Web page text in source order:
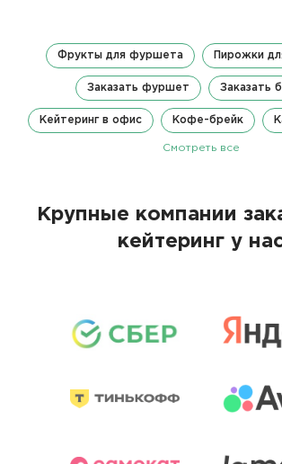
Фрукты для фуршета Пирожки
Заказать фуршет Заказать
Кейтеринг в офис Кофе-брейк
Смотреть все
Крупные компании
кейтеринг у